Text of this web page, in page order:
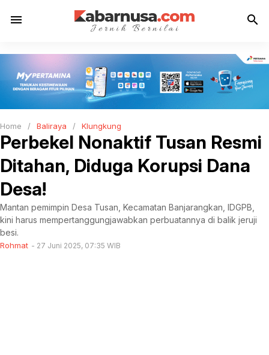
menu search
Home / Baliraya / Klungkung
Perbekel Nonaktif Tusan Resmi
Ditahan, Diduga Korupsi Dana
Desa!
Mantan pemimpin Desa Tusan, Kecamatan Banjarangkan, IDGPB,
kini harus mempertanggungjawabkan perbuatannya di balik jeruji
besi.
Rohmat 27 Juni 2025, 07:35 WIB